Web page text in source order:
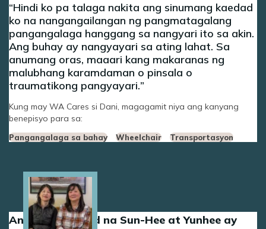
Hindi ko pa talaga nakita ang sinumang kaedad
ko na nangangailangan ng pangmatagalang
pangangalaga hanggang sa nangyari ito sa akin.
Ang buhay ay nangyayari sa ating lahat. Sa
anumang oras, maaari kang makaranas ng
malubhang karamdaman o pinsala o
traumatikong pangyayari.
Kung may WA Cares si Dani, magagamit niya ang kanyang
benepisyo para sa:
Pangangalaga sa bahay Wheelchair Transportasyon
Ang magkapatid na Sun-Hee at Yunhee ay
Image